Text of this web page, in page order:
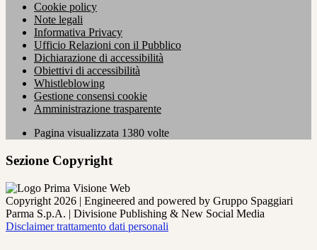
Cookie policy
Note legali
Informativa Privacy
Ufficio Relazioni con il Pubblico
Dichiarazione di accessibilità
Obiettivi di accessibilità
Whistleblowing
Gestione consensi cookie
Amministrazione trasparente
Pagina visualizzata 1380 volte
Sezione Copyright
Copyright 2026 | Engineered and powered by Gruppo Spaggiari
Parma S.p.A. | Divisione Publishing & New Social Media
Disclaimer trattamento dati personali